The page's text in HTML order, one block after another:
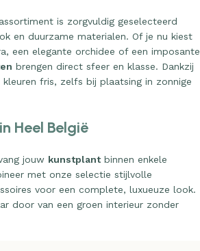
is zorgvuldig geselecteerd
en duurzame materialen. Of je nu kiest
een elegante orchidee of een imposante
brengen direct sfeer en klasse. Dankzij
kleuren fris, zelfs bij plaatsing in zonnige
Heel België
jouw kunstplantbinnen enkele
met onze selectie stijlvolle
voor een complete, luxueuze look.
door van een groen interieur zonder